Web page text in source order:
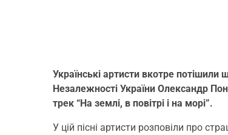
Українські артисти вкотре
Незалежності України Олександр
трек “На землі, в повітрі і на морі”.
У цій пісні артисти розповіли про